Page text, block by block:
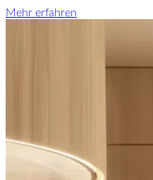
Mehr erfahren